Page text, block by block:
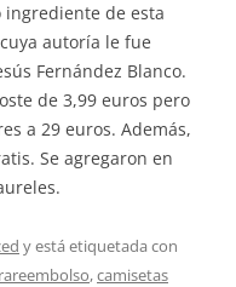
de esta
autoría le fue
Fernández Blanco.
de 3,99 euros pero
a 29 euros. Además,
Se agregaron en
y está etiquetada con
,camisetas